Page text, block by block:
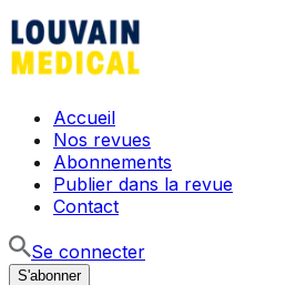
Accueil
Nos revues
Abonnements
Publier dans la revue
Contact
Se connecter
S'abonner